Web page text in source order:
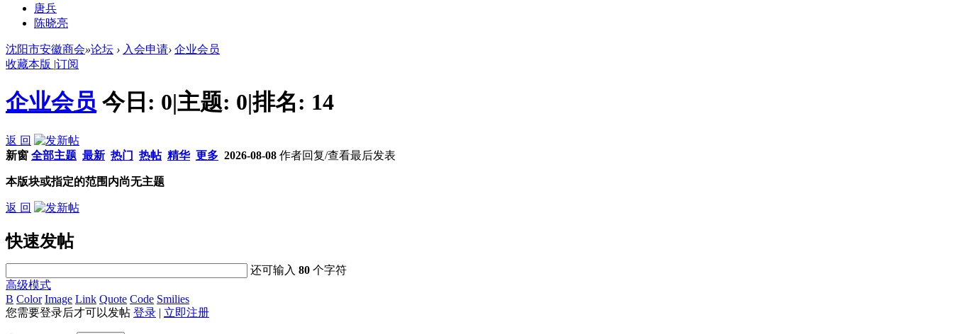
唐兵
陈晓亮
沈阳市安徽商会»论坛 › 入会申请› 企业会员
收藏本版 |订阅
企业会员 今日: 0|主题: 0|排名: 14
返 回
新窗 全部主题 最新 热门 热帖 精华 更多 2026-08-08 作者回复/查看最后发表
本版块或指定的范围内尚无主题
返 回
快速发帖
还可输入80 个字符
高级模式
B Color Image Link Quote Code Smilies
您需要登录后才可以发帖 登录 | 立即注册